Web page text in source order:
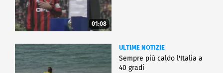
01:08
ULTIME NOTIZIE
Sempre più caldo l'Italia a
40 gradi